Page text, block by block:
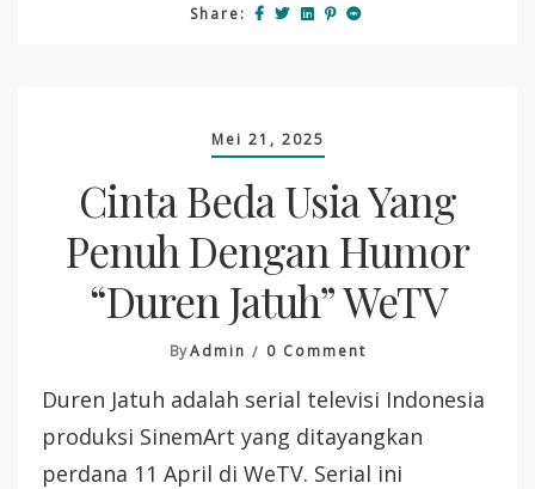
Share:
Mei 21, 2025
Cinta Beda Usia Yang
Penuh Dengan Humor
“Duren Jatuh” WeTV
ByAdmin 0 CommentOn
Beda
Usia
Yang
Penuh
Duren Jatuh adalah serial televisi Indonesia
produksi SinemArt yang ditayangkan
perdana 11 April di WeTV. Serial ini